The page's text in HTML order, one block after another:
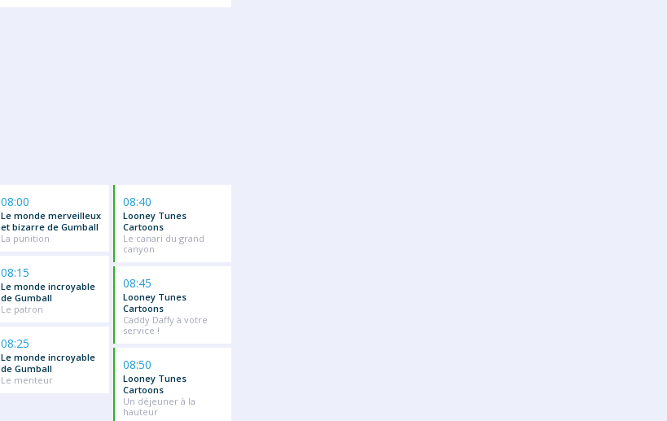
08:00
Le monde merveilleux
et bizarre de Gumball
La punition
08:15
Le monde incroyable
de Gumball
Le patron
08:25
Le monde incroyable
de Gumball
Le menteur
08:40
Looney Tunes
Cartoons
Le canari du grand
canyon
08:45
Looney Tunes
Cartoons
Caddy Daffy à votre
service !
08:50
Looney Tunes
Cartoons
Un déjeuner à la
hauteur